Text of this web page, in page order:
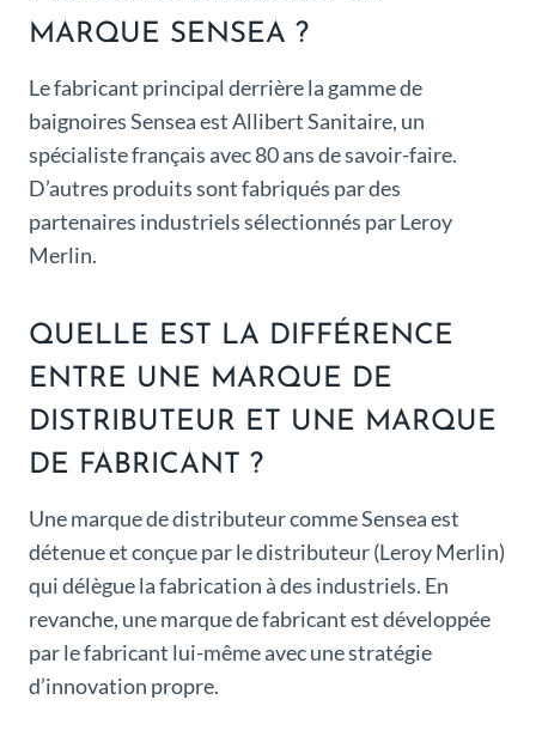
MARQUE SENSEA ?
Le fabricant principal derrière la gamme de
baignoires Sensea est Allibert Sanitaire, un
spécialiste français avec 80 ans de savoir-faire.
D’autres produits sont fabriqués par des
partenaires industriels sélectionnés par Leroy
Merlin.
QUELLE EST LA DIFFÉRENCE
ENTRE UNE MARQUE DE
DISTRIBUTEUR ET UNE MARQUE
DE FABRICANT ?
Une marque de distributeur comme Sensea est
détenue et conçue par le distributeur (Leroy Merlin)
qui délègue la fabrication à des industriels. En
revanche, une marque de fabricant est développée
par le fabricant lui-même avec une stratégie
d’innovation propre.